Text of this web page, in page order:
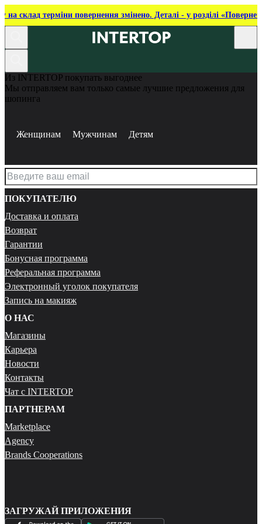
на склад терміни повернення змінено. Деталі - у розділі
Из INTERTOP покупать выгоднее
Мы отправляем вам только самые лучшие предложения для
шопинга
Женщинам Мужчинам Детям
ПОКУПАТЕЛЮ
Доставка и оплата
Возврат
Гарантии
Бонусная программа
Реферальная программа
Электронный уголок покупателя
Запись на макияж
О НАС
Магазины
Карьера
Новости
Контакты
Чат с INTERTOP
ПАРТНЕРАМ
Marketplace
Agency
Brands Cooperations
ЗАГРУЖАЙ ПРИЛОЖЕНИЯ